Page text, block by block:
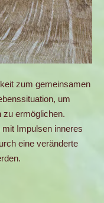
zum gemeinsamen
um
zu ermöglichen.
Impulsen inneres
eine veränderte